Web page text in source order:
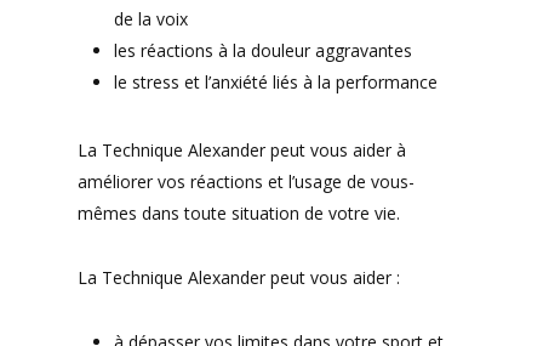
de la voix
les réactions à la douleur aggravantes
le stress et l’anxiété liés à la performance
La Technique Alexander peut vous aider à
améliorer vos réactions et l’usage de vous-
mêmes dans toute situation de votre vie.
La Technique Alexander peut vous aider :
à dépasser vos limites dans votre sport et